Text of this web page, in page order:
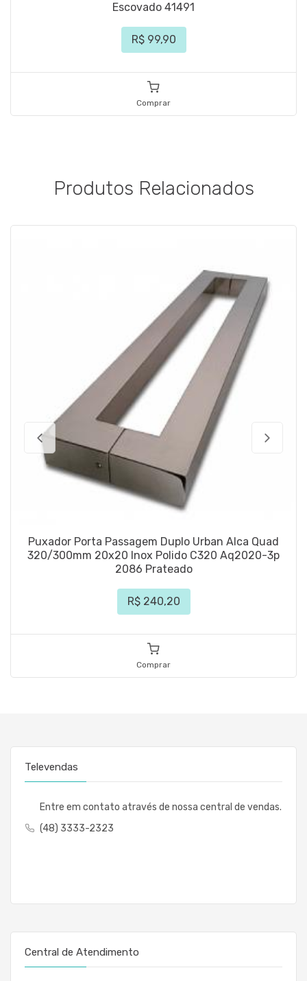
Escovado 41491
R$ 99,90
Comprar
Produtos Relacionados
Puxador Porta Passagem Duplo Urban Alca Quad
320/300mm 20x20 Inox Polido C320 Aq2020-3p
2086 Prateado
R$ 240,20
Comprar
Televendas
Entre em contato através de nossa central de vendas.
(48) 3333-2323
Central de Atendimento